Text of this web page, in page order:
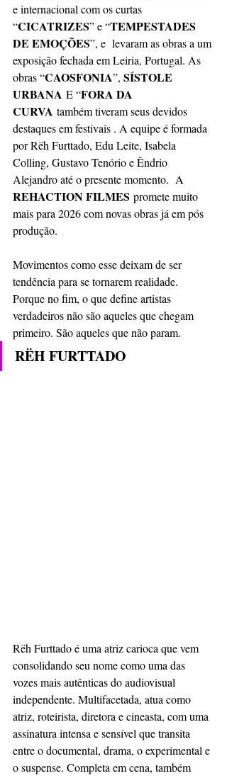
e internacional com os curtas
“CICATRIZES” e “TEMPESTADES
DE EMOÇÕES”, e  levaram as obras a um
exposição fechada em Leiria, Portugal. As
obras “CAOSFONIA”, SÍSTOLE
URBANA E “FORA DA
CURVA também tiveram seus devidos
destaques em festivais . A equipe é formada
por Rëh Furttado, Edu Leite, Isabela
Colling, Gustavo Tenório e Êndrio
Alejandro até o presente momento.  A
REHACTION FILMES promete muito
mais para 2026 com novas obras já em pós
produção.
Movimentos como esse deixam de ser
tendência para se tornarem realidade.
Porque no fim, o que define artistas
verdadeiros não são aqueles que chegam
primeiro. São aqueles que não param.
RËH FURTTADO
Rëh Furttado é uma atriz carioca que vem
consolidando seu nome como uma das
vozes mais autênticas do audiovisual
independente. Multifacetada, atua como
atriz, roteirista, diretora e cineasta, com uma
assinatura intensa e sensível que transita
entre o documental, drama, o experimental e
o suspense. Completa em cena, também